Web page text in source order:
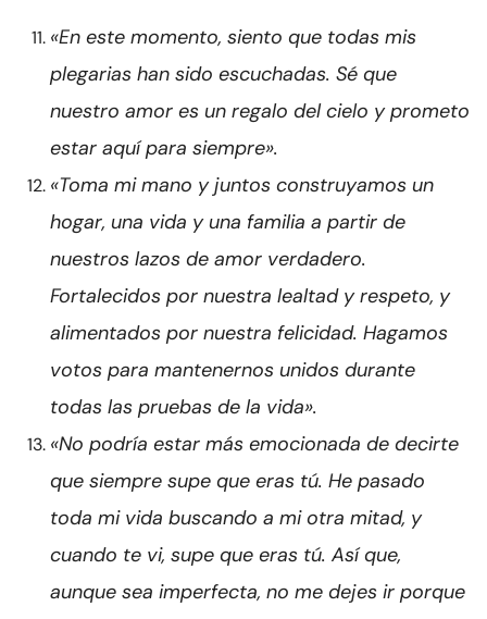
«En este momento, siento que todas mis
plegarias han sido escuchadas. Sé que
nuestro amor es un regalo del cielo y prometo
estar aquí para siempre».
«Toma mi mano y juntos construyamos un
hogar, una vida y una familia a partir de
nuestros lazos de amor verdadero.
Fortalecidos por nuestra lealtad y respeto, y
alimentados por nuestra felicidad. Hagamos
votos para mantenernos unidos durante
todas las pruebas de la vida».
«No podría estar más emocionada de decirte
que siempre supe que eras tú. He pasado
toda mi vida buscando a mi otra mitad, y
cuando te vi, supe que eras tú. Así que,
aunque sea imperfecta, no me dejes ir porque